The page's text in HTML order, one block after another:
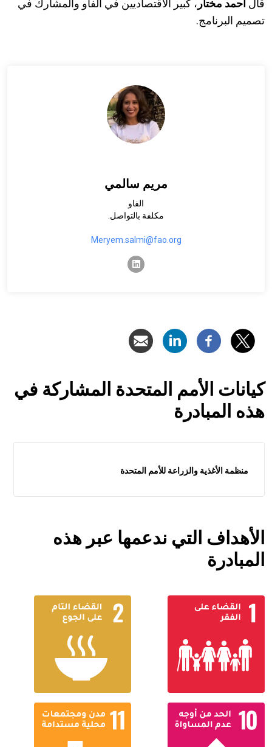
قال أحمد مختار ، كبير الاقتصاديين في الفاو والمشارك في
تصميم البرنامج.
مريم سالمي
الفاو
مكلفة بالتواصل.
Meryem.salmi@fao.org
linkedin
كيانات الأمم المتحدة المشاركة في
هذه المبادرة
منظمة الأغذية والزراعة للأمم المتحدة
الأهداف التي ندعمها عبر هذه
المبادرة